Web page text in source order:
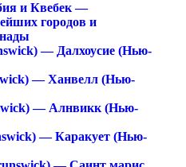
и Квебек —
городов и
— Далхоусие (Нью-
— Ханвелл (Нью-
— Алнвикк (Нью-
— Каракует (Нью-